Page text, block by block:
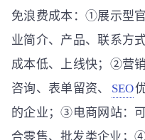
免浪费成本：①展示型
业简介、产品、联系方
成本低、上线快；②营
咨询、表单留资、
SEO
的企业；③电商网站：
合零售、批发类企业；